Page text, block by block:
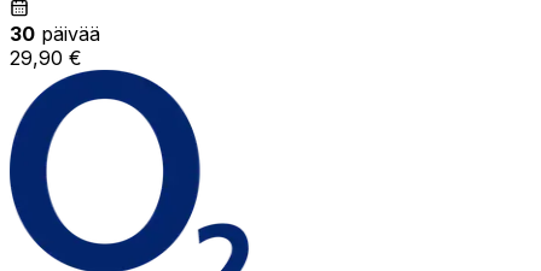
30 päivää
29,90 €